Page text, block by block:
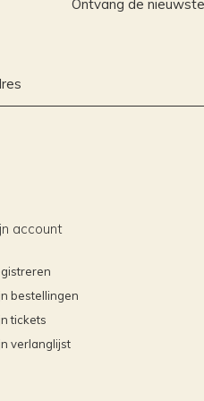
Ontvang de
account
bestellingen
tickets
verlanglijst